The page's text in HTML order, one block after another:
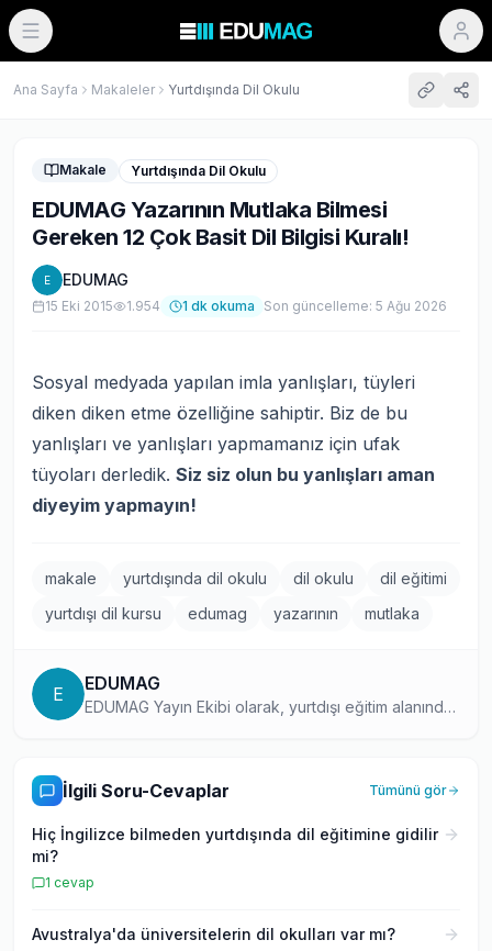
Ana Sayfa Makaleler Yurtdışında Dil Okulu
Makale Yurtdışında Dil Okulu
EDUMAG Yazarının Mutlaka Bilmesi
Gereken 12 Çok Basit Dil Bilgisi Kuralı!
E EDUMAG
15 Eki 2015 1.954 1 dk okuma Son güncelleme: 5 Ağu 2026
Sosyal medyada yapılan imla yanlışları, tüyleri
diken diken etme özelliğine sahiptir. Biz de bu
yanlışları ve yanlışları yapmamanız için ufak
tüyoları derledik. Siz siz olun bu yanlışları aman
diyeyim yapmayın!
makale yurtdışında dil okulu dil okulu
dil eğitimi
yurtdışı dil kursu
edumag yazarının mutlaka
E EDUMAG
EDUMAG Yayın Ekibi olarak, yurtdışı eğitim alanında
deneyimlerine kadar geniş bir yelpazede, binlerce
hazırlıyoruz. Amacımız, yurtdışında eğitim almak
ulaşmasını sağlamaktır.
İlgili Soru-Cevaplar Tümünü gör
Hiç İngilizce bilmeden yurtdışında dil eğitimine gidilir
mi?
1 cevap
Avustralya'da üniversitelerin dil okulları var mı?